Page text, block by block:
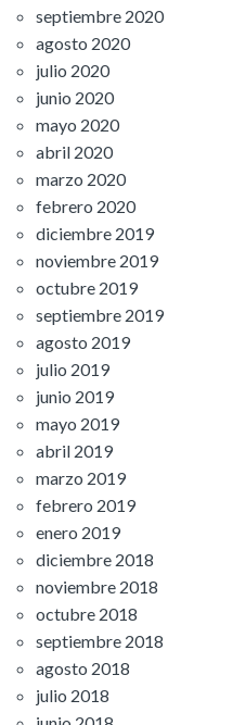
septiembre 2020
agosto 2020
julio 2020
junio 2020
mayo 2020
abril 2020
marzo 2020
febrero 2020
diciembre 2019
noviembre 2019
octubre 2019
septiembre 2019
agosto 2019
julio 2019
junio 2019
mayo 2019
abril 2019
marzo 2019
febrero 2019
enero 2019
diciembre 2018
noviembre 2018
octubre 2018
septiembre 2018
agosto 2018
julio 2018